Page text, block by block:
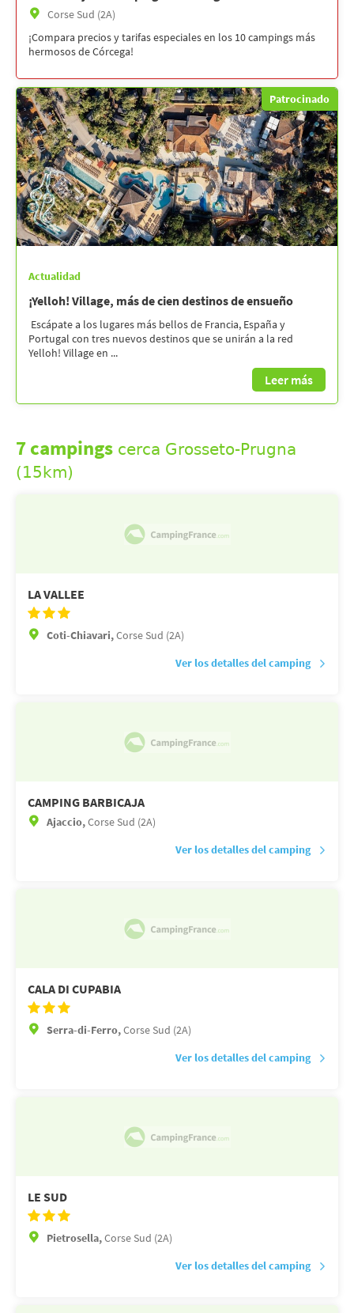
Corse Sud (2A)
¡Compara precios y tarifas especiales en los 10 campings más
hermosos de Córcega!
Patrocinado
Actualidad
¡Yelloh! Village, más de cien destinos de ensueño
Escápate a los lugares más bellos de Francia, España y
Portugal con tres nuevos destinos que se unirán a la red
Yelloh! Village en ...
Leer más
7 campings cerca Grosseto-Prugna
(15km)
LA VALLEE
Coti-Chiavari,Corse Sud (2A)
Ver los detalles del camping
CAMPING BARBICAJA
Ajaccio,Corse Sud (2A)
Ver los detalles del camping
CALA DI CUPABIA
Serra-di-Ferro,Corse Sud (2A)
Ver los detalles del camping
LE SUD
Pietrosella,Corse Sud (2A)
Ver los detalles del camping